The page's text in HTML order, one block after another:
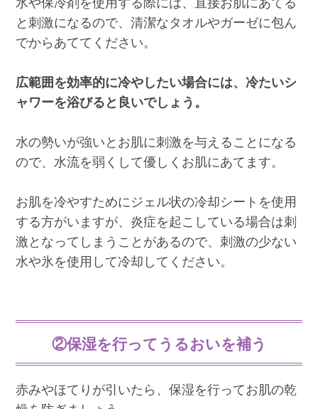
と刺激になるので、清潔なタオルやガーゼに包ん
でからあててください。
広範囲を効率的に冷やしたい場合には、冷たいシ
ャワーを浴びると良いでしょう。
水の勢いが強いとお肌に刺激を与えることになる
ので、水流を弱くして優しくお肌にあてます。
お肌を冷やすためにジェル状の冷却シートを使用
する方がいますが、炎症を起こしている場合は刺
激となってしまうことがあるので、刺激の少ない
水や氷を使用して冷却してください。
②保湿を行ってうるおいを補う
赤みやほてりが引いたら、保湿を行ってお肌の乾